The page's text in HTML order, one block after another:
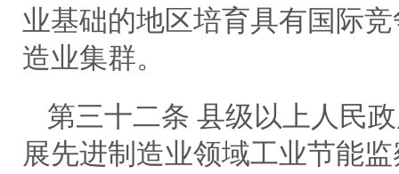
业基础的地区培育具有国际
造业集群。
第三十二条 县级以上人民
展先进制造业领域工业节能